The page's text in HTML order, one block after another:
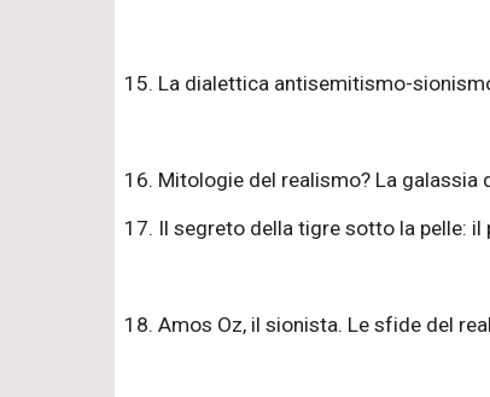
15. La dialettica antisemitismo-
16. Mitologie del realismo? La
17. Il segreto della tigre sotto la pelle: il
18. Amos Oz, il sionista. Le sfide del